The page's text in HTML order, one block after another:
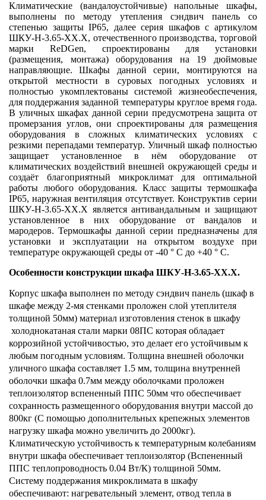
Климатические (вандалоустойчивые) напольные шкафы,
выполнены по методу утепления сэндвич панель со
степенью защитыIP65, далее серия шкафов с артикулом
ШКУ-Н-3.65-ХХ.Х, отечественного производства, торговой
марки ReDGen, спроектированы для установки
(размещения, монтажа) оборудования на 19 дюймовые
направляющие. Шкафы данной серии, монтируются на
открытой местности в суровых погодных условиях и
полностью укомплектованы системой жизнеобеспечения,
для поддержания заданной температуры круглое время года.
В уличных шкафах данной серии предусмотрена защита от
промерзания углов, они спроектированы для размещения
оборудования в сложных климатических условиях с
резкими перепадами температур. Уличный шкаф полностью
защищает установленное в нём оборудование от
климатических воздействий внешней окружающей среды и
создаёт благоприятный микроклимат для оптимальной
работы любого оборудования. Класс защиты термошкафа
IP65, наружная вентиляция отсутствует. Конструктив серии
ШКУ-Н-3.65-ХХ.Х является антивандальным и защищают
установленное в них оборудование от вандалов и
мародеров. Термошкафы данной серии предназначены для
установки и эксплуатации на открытом воздухе при
температуре окружающей среды от -40 ° С до +40 ° С.
Особенности конструкции шкафа ШКУ-Н-3.65-ХХ.Х.
Корпус шкафа выполнен по методу сэндвич панель (шкаф в
шкафе между 2-мя стенками проложен слой утеплителя
толщиной 50мм) материал изготовления стенок в шкафу
холоднокатаная стали марки 08ПС которая обладает
коррозийной устойчивостью, это делает его устойчивым к
любым погодным условиям. Толщина внешней оболочки
уличного шкафа составляет 1.5 мм, толщина внутренней
оболочки шкафа 0.7мм между оболочками проложен
теплоизолятор вспененный ППС 50мм что обеспечивает
сохранность размещенного оборудования внутри массой до
800кг (С помощью дополнительных крепежных элементов
нагрузку шкафа можно увеличить до 2000кг).
Климатическую устойчивость к температурным колебаниям
внутри шкафа обеспечивает теплоизолятор (Вспененный
ППС теплопроводность 0.04 Вт/К) толщиной 50мм.
Систему поддержания микроклимата в шкафу
обеспечивают: нагревательный элемент, отвод тепла в